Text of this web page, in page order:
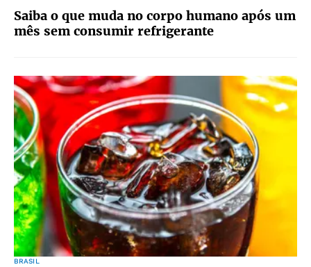
Saiba o que muda no corpo humano após um
mês sem consumir refrigerante
BRASIL